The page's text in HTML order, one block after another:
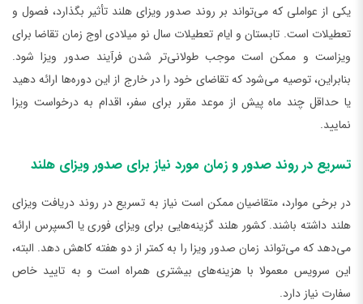
یکی از عواملی که می‌تواند بر روند صدور ویزای هلند تأثیر بگذارد، فصول و
تعطیلات است. تابستان و ایام تعطیلات سال نو میلادی اوج زمان تقاضا برای
ویزاست و ممکن است موجب طولانی‌تر شدن فرآیند صدور ویزا شود.
بنابراین، توصیه می‌شود که تقاضای خود را در خارج از این دوره‌ها ارائه دهید
یا حداقل چند ماه پیش از موعد مقرر برای سفر، اقدام به درخواست ویزا
نمایید.
تسریع در روند صدور و زمان مورد نیاز برای صدور ویزای هلند
در برخی موارد، متقاضیان ممکن است نیاز به تسریع در روند دریافت ویزای
هلند داشته باشند. کشور هلند گزینه‌هایی برای ویزای فوری یا اکسپرس ارائه
می‌دهد که می‌تواند زمان صدور ویزا را به کمتر از دو هفته کاهش دهد. البته،
این سرویس معمولا با هزینه‌های بیشتری همراه است و به تایید خاص
سفارت نیاز دارد.